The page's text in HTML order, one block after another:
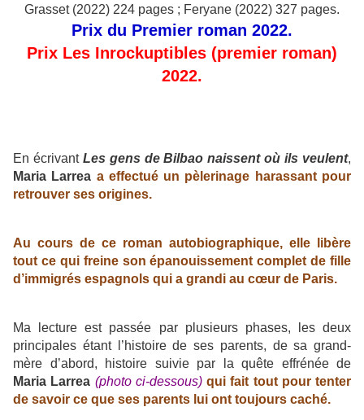
Grasset (2022) 224 pages ; Feryane (2022) 327 pages.
Prix du Premier roman 2022.
Prix Les Inrockuptibles (premier roman)
2022.
En écrivant Les gens de Bilbao naissent où ils veulent,
Maria Larrea a effectué un pèlerinage harassant pour
retrouver ses origines.
Au cours de ce roman autobiographique, elle libère
tout ce qui freine son épanouissement complet de fille
d’immigrés espagnols qui a grandi au cœur de Paris.
Ma lecture est passée par plusieurs phases, les deux
principales étant l’histoire de ses parents, de sa grand-
mère d’abord, histoire suivie par la quête effrénée de
Maria Larrea (photo ci-dessous) qui fait tout pour tenter
de savoir ce que ses parents lui ont toujours caché.